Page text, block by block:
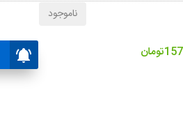
تومان
ناموجود